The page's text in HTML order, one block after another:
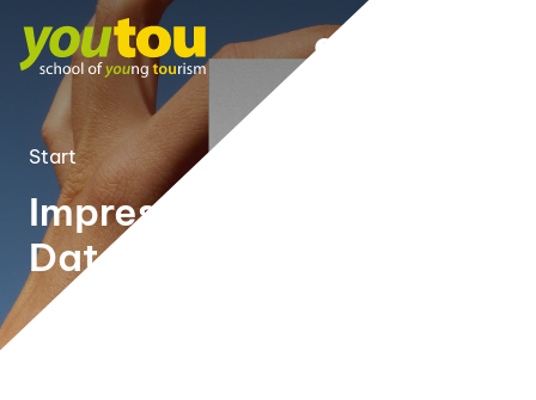
Start
Impressum &
Datenschutz